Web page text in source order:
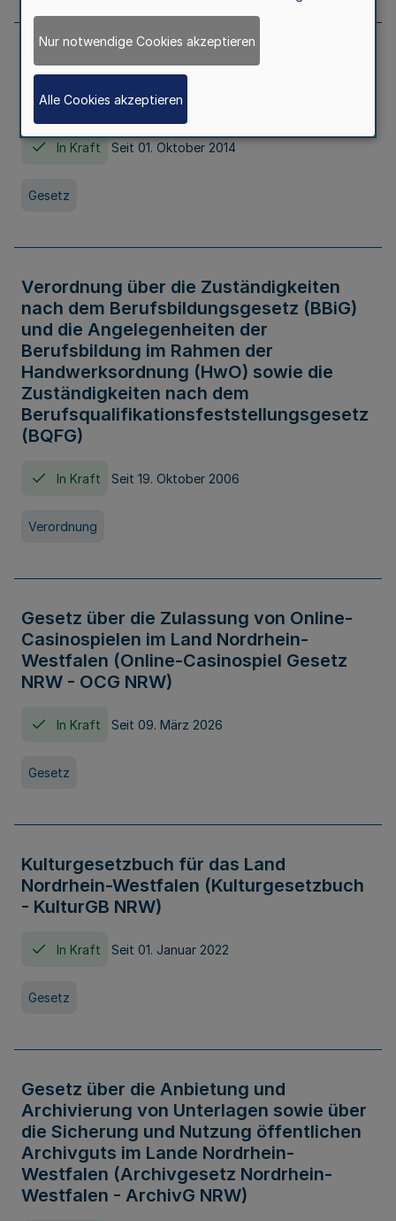
Gesetz über die Hochschulen des Landes
Nordrhein-Westfalen (Hochschulgesetz -
HG)
In Kraft Seit 01. Oktober 2014
Gesetz
Verordnung über die Zuständigkeiten
nach dem Berufsbildungsgesetz (BBiG)
und die Angelegenheiten der
Berufsbildung im Rahmen der
Handwerksordnung (HwO) sowie die
Zuständigkeiten nach dem
Berufsqualifikationsfeststellungsgesetz
(BQFG)
In Kraft Seit 19. Oktober 2006
Verordnung
Gesetz über die Zulassung von Online-
Casinospielen im Land Nordrhein-
Westfalen (Online-Casinospiel Gesetz
NRW - OCG NRW)
In Kraft Seit 09. März 2026
Gesetz
Kulturgesetzbuch für das Land
Nordrhein-Westfalen (Kulturgesetzbuch
- KulturGB NRW)
In Kraft Seit 01. Januar 2022
Gesetz
Gesetz über die Anbietung und
Archivierung von Unterlagen sowie über
die Sicherung und Nutzung öffentlichen
Archivguts im Lande Nordrhein-
Westfalen (Archivgesetz Nordrhein-
Westfalen - ArchivG NRW)
Nur notwendige Cookies akzeptieren
Alle Cookies akzeptieren